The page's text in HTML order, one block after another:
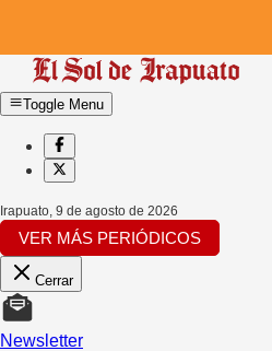
Toggle Menu
Irapuato, 9 de agosto de 2026
VER MÁS PERIÓDICOS
Cerrar
Newsletter